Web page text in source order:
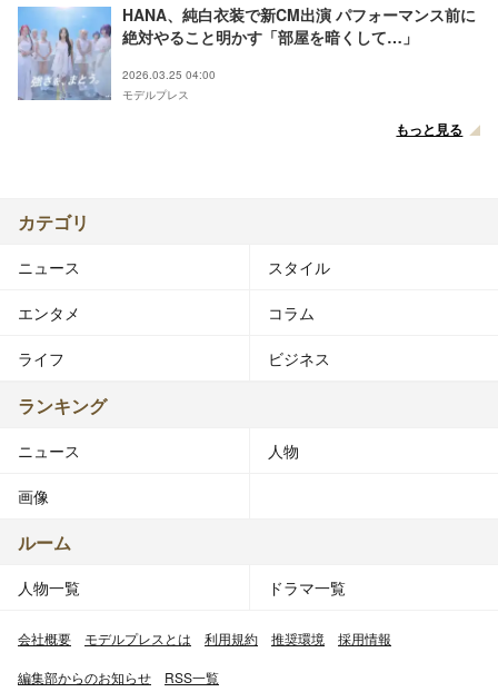
HANA、純白衣装で新CM出演 パフォーマンス前に
絶対やること明かす「部屋を暗くして…」
2026.03.25 04:00
モデルプレス
もっと見る
カテゴリ
ニュース スタイル
エンタメ コラム
ライフ ビジネス
ランキング
ニュース 人物
画像
ルーム
人物一覧 ドラマ一覧
会社概要 モデルプレスとは 利用規約 推奨環境 採用情報
編集部からのお知らせ RSS一覧